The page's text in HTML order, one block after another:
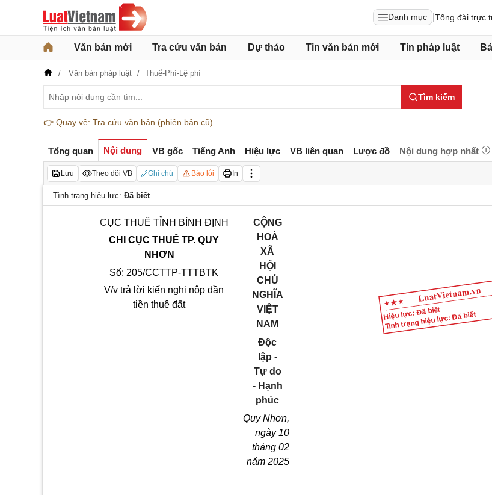
Danh mục Tổng đài trực
Văn bản mới Tra cứu văn bản Dự thảo Tin văn bản mới Tin pháp luật
Văn bản pháp luật Thuế-Phí-Lệ phí
Tìm kiếm
👉 Quay về: Tra cứu văn bản (phiên bản cũ)
Tổng quan Nội dung VB gốc Tiếng Anh Hiệu lực VB liên quan Lược đồ Nội dung hợp nhất
Lưu Theo dõi VB Ghi chú Báo lỗi In
Tình trạng hiệu lực: Đã biết
Hiệu lực: Đã biết
Tình trạng hiệu lực: Đã biết
CỤC THUẾ TỈNH BÌNH ĐỊNH
CHI CỤC THUẾ TP. QUY
NHƠN
Số: 205/CCTTP-TTTBTK
V/v trả lời kiến nghị nộp dần
tiền thuê đất
CỘNG
HOÀ
XÃ
HỘI
CHỦ
NGHĨA
VIỆT
NAM
Độc
lập -
Tự do
- Hạnh
phúc
Quy Nhơn,
ngày 10
tháng 02
năm 2025